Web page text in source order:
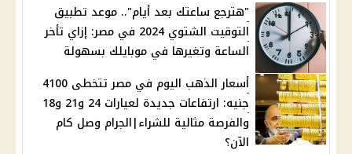
"هترجع ساعتك بعد أيام".. موعد تطبيق
التوقيت الشتوي 2024 في مصر: إزاي تأخر
الساعة وتغيرها في موبايلك بسهولة
أسعار الذهب اليوم في مصر تتخطى 4100
جنيه: ارتفاعات جديدة لعيارات 24 و21 و18
والفرصة مثالية للشراء|الجرام وصل كام
الآن؟